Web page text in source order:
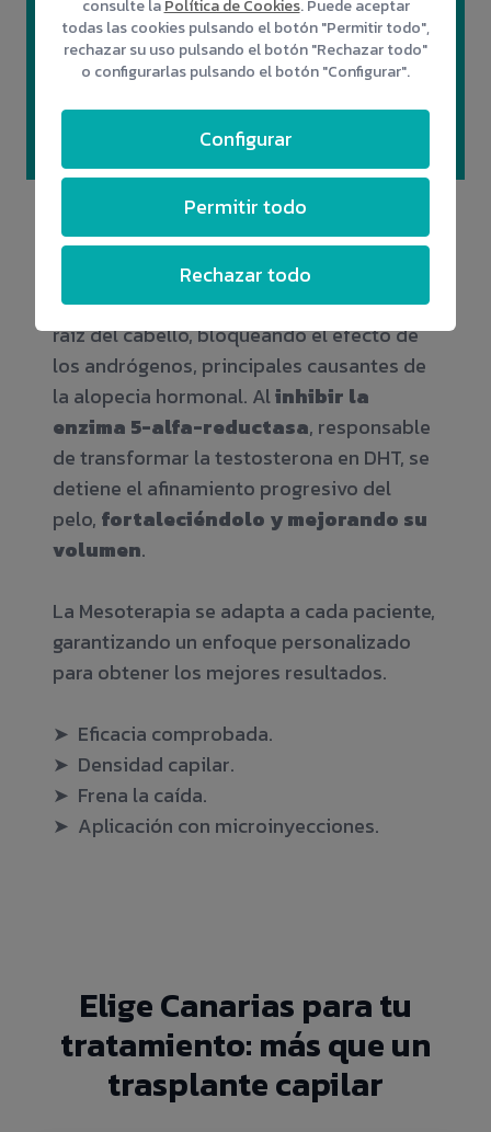
➤ Define y armoniza los rasgos faciales.
➤ Técnica con mínima intervención.
➤ Resultados naturales y seguros.
➤ Sin cicatrices.
Mesoterapia capilar
Este tratamiento actúa directamente en la
raíz del cabello, bloqueando el efecto de
los andrógenos, principales causantes de
la alopecia hormonal. Alinhibir la
enzima 5-alfa-reductasa, responsable
de transformar la testosterona en DHT, se
detiene el afinamiento progresivo del
pelo, fortaleciéndolo y mejorando su
volumen.
La Mesoterapia se adapta a cada paciente,
garantizando un enfoque personalizado
para obtener los mejores resultados.
➤ Eficacia comprobada.
➤ Densidad capilar.
➤ Frena la caída.
➤ Aplicación con microinyecciones.
Elige Canarias para tu
tratamiento: más que un
trasplante capilar
consulte laPolítica de Cookies. Puede aceptar
todas las cookies pulsando el botón "Permitir todo",
rechazar su uso pulsando el botón "Rechazar todo"
o configurarlas pulsando el botón "Configurar".
Configurar
Permitir todo
Rechazar todo